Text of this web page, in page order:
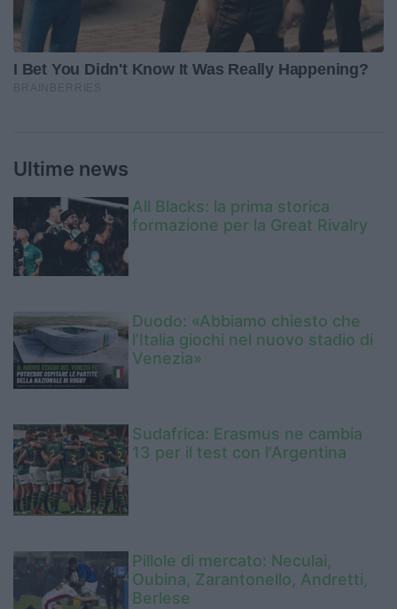
Ultime news
All Blacks: la prima storica
formazione per la Great Rivalry
Duodo: «Abbiamo chiesto che
l’Italia giochi nel nuovo stadio di
Venezia»
Sudafrica: Erasmus ne cambia
13 per il test con l'Argentina
Pillole di mercato: Neculai,
Oubina, Zarantonello, Andretti,
Berlese